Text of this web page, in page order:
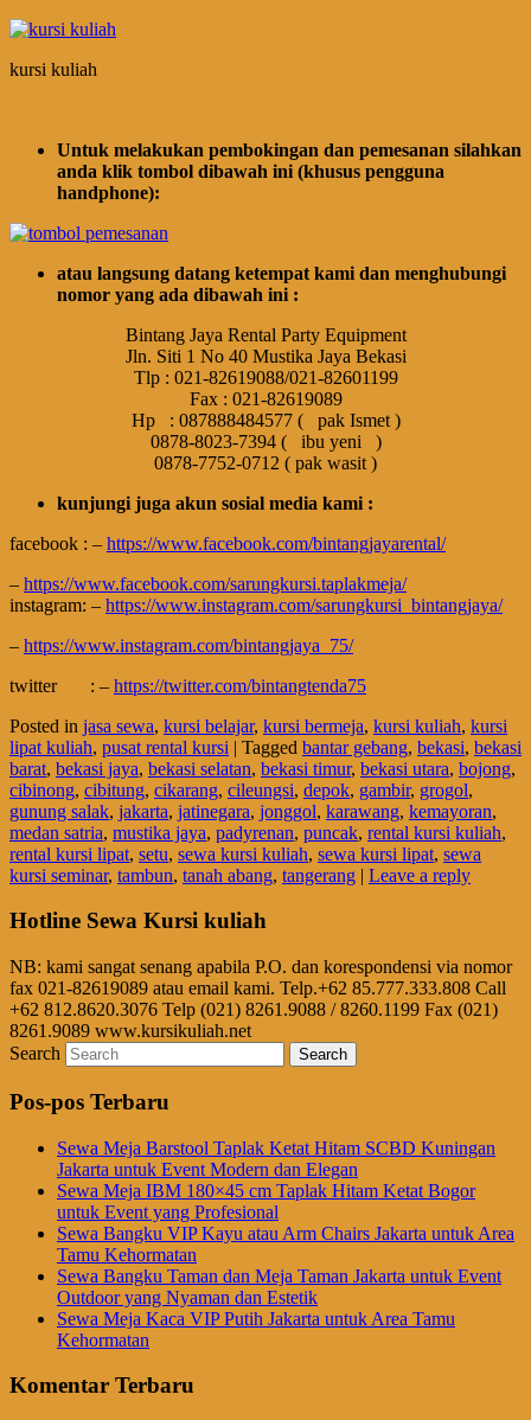
kursi kuliah
Untuk melakukan pembokingan dan pemesanan silahkan
anda klik tombol dibawah ini (khusus pengguna
handphone):
atau langsung datang ketempat kami dan menghubungi
nomor yang ada dibawah ini :
Bintang Jaya Rental Party Equipment
Jln. Siti 1 No 40 Mustika Jaya Bekasi
Tlp : 021-82619088/021-82601199
Fax : 021-82619089
Hp : 087888484577 ( pak Ismet )
0878-8023-7394 ( ibu yeni )
0878-7752-0712 ( pak wasit )
kunjungi juga akun sosial media kami :
facebook : – https://www.facebook.com/bintangjayarental/
– https://www.facebook.com/sarungkursi.taplakmeja/
instagram: – https://www.instagram.com/sarungkursi_bintangjaya/
– https://www.instagram.com/bintangjaya_75/
twitter : – https://twitter.com/bintangtenda75
Posted in jasa sewa, kursi belajar, kursi bermeja, kursi kuliah, kursi
lipat kuliah, pusat rental kursi | Tagged bantar gebang, bekasi, bekasi
barat, bekasi jaya, bekasi selatan, bekasi timur, bekasi utara, bojong,
cibinong, cibitung, cikarang, cileungsi, depok, gambir, grogol,
gunung salak, jakarta, jatinegara, jonggol, karawang, kemayoran,
medan satria, mustika jaya, padyrenan, puncak, rental kursi kuliah,
rental kursi lipat, setu, sewa kursi kuliah, sewa kursi lipat, sewa
kursi seminar, tambun, tanah abang, tangerang | Leave a reply
Hotline Sewa Kursi kuliah
NB: kami sangat senang apabila P.O. dan korespondensi via nomor
fax 021-82619089 atau email kami. Telp.+62 85.777.333.808 Call
+62 812.8620.3076 Telp (021) 8261.9088 / 8260.1199 Fax (021)
8261.9089 www.kursikuliah.net
Search
Pos-pos Terbaru
Sewa Meja Barstool Taplak Ketat Hitam SCBD Kuningan
Jakarta untuk Event Modern dan Elegan
Sewa Meja IBM 180×45 cm Taplak Hitam Ketat Bogor
untuk Event yang Profesional
Sewa Bangku VIP Kayu atau Arm Chairs Jakarta untuk Area
Tamu Kehormatan
Sewa Bangku Taman dan Meja Taman Jakarta untuk Event
Outdoor yang Nyaman dan Estetik
Sewa Meja Kaca VIP Putih Jakarta untuk Area Tamu
Kehormatan
Komentar Terbaru